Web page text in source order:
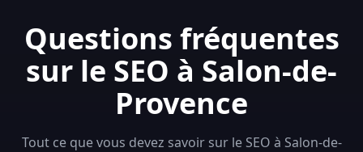
Questions fréquentes
sur le SEO à Salon-de-
Provence
Tout ce que vous devez savoir sur le SEO à Salon-de-